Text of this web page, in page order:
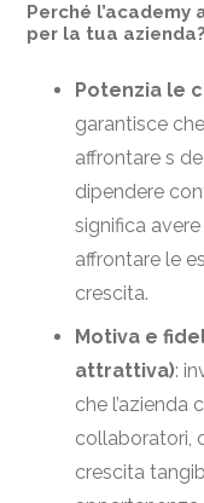
Perché
per la tua azienda?
Potenzia le
garantisce
affrontare s
dipendere
significa
affrontare le
crescita.
Motiva e
attrattiva):
che l’azienda
collaboratori,
crescita